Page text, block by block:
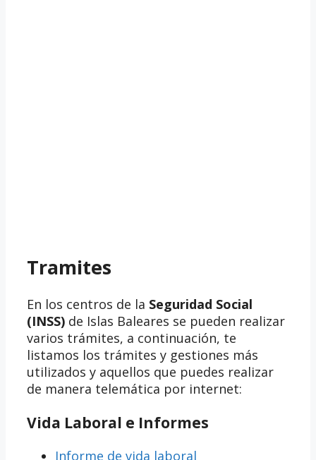
Tramites
En los centros de la Seguridad Social
(INSS) de Islas Baleares se pueden realizar
varios trámites, a continuación, te
listamos los trámites y gestiones más
utilizados y aquellos que puedes realizar
de manera telemática por internet:
Vida Laboral e Informes
Informe de vida laboral